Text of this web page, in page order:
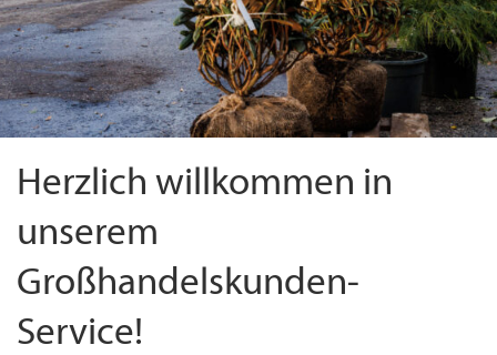
Herzlich willkommen in
unserem
Großhandelskunden-
Service!